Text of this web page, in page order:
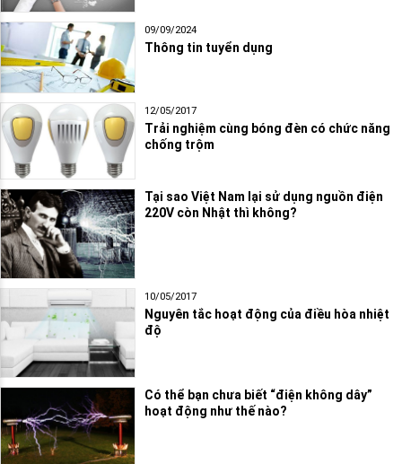
09/09/2024
Thông tin tuyển dụng
12/05/2017
Trải nghiệm cùng bóng đèn có chức năng
chống trộm
Tại sao Việt Nam lại sử dụng nguồn điện
220V còn Nhật thì không?
10/05/2017
Nguyên tắc hoạt động của điều hòa nhiệt
độ
Có thể bạn chưa biết “điện không dây”
hoạt động như thế nào?